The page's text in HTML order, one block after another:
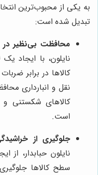
به یکی از محبوب‌ترین
تبدیل شده است:
محافظت بی‌نظیر در
نایلون، با ایجاد
کالاها در برابر
نقل و انبارداری
کالاهای شکستنی و
است.
جلوگیری از
نایلون حبابدار،
سطح کالاها